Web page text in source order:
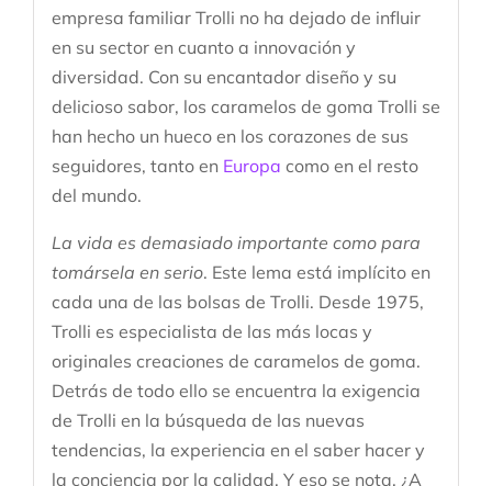
empresa familiar Trolli no ha dejado de influir
en su sector en cuanto a innovación y
diversidad. Con su encantador diseño y su
delicioso sabor, los caramelos de goma Trolli se
han hecho un hueco en los corazones de sus
seguidores, tanto en Europa como en el resto
del mundo.
La vida es demasiado importante como para
tomársela en serio. Este lema está implícito en
cada una de las bolsas de Trolli. Desde 1975,
Trolli es especialista de las más locas y
originales creaciones de caramelos de goma.
Detrás de todo ello se encuentra la exigencia
de Trolli en la búsqueda de las nuevas
tendencias, la experiencia en el saber hacer y
la conciencia por la calidad. Y eso se nota. ¿A